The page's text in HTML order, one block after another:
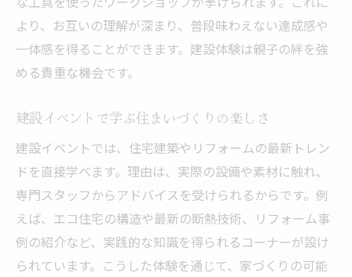
最新住宅トレンド発見の建設体験会とは
建設イベントで最新住宅トレンドを体感
建設体験会で注目の住まい設備をチェック
介
建設イベントで住まいの進化を実感する方
最新建設アイデアに触れる体験会の魅力解
説
住宅建設トレンドを家族で学ぶ体験会参加
法
より、お互いの理解が深まり、普段味わえない達成感や
一体感を得ることができます。建設体験は親子の絆を強
める貴重な機会です。
建設イベントで学ぶ住まいづくりの楽しさ
建設イベントでは、住宅建築やリフォームの最新トレン
ドを直接学べます。理由は、実際の設備や素材に触れ、
専門スタッフからアドバイスを受けられるからです。例
えば、エコ住宅の構造や最新の断熱技術、リフォーム事
例の紹介など、実践的な知識を得られるコーナーが設け
られています。こうした体験を通じて、家づくりの可能